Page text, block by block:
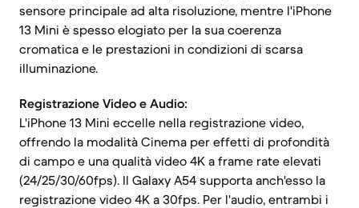
sensore principale ad alta risoluzione, mentre l'iPhone
13 Mini è spesso elogiato per la sua coerenza
cromatica e le prestazioni in condizioni di scarsa
illuminazione.
Registrazione Video e Audio:
L'iPhone 13 Mini eccelle nella registrazione video,
offrendo la modalità Cinema per effetti di profondità
di campo e una qualità video 4K a frame rate elevati
(24/25/30/60fps). Il Galaxy A54 supporta anch'esso la
registrazione video 4K a 30fps. Per l'audio, entrambi i